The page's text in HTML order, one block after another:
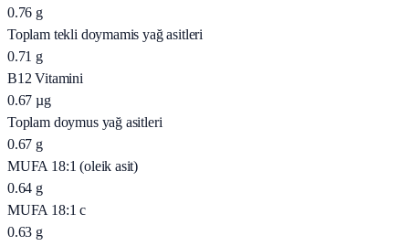
0.76 g
Toplam tekli doymamis yağ asitleri
0.71 g
B12 Vitamini
0.67 µg
Toplam doymus yağ asitleri
0.67 g
MUFA 18:1 (oleik asit)
0.64 g
MUFA 18:1 c
0.63 g